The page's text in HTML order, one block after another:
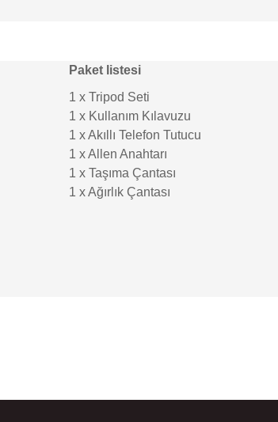
Paket listesi
1 x Tripod Seti
1 x Kullanım Kılavuzu
1 x Akıllı Telefon Tutucu
1 x Allen Anahtarı
1 x Taşıma Çantası
1 x Ağırlık Çantası